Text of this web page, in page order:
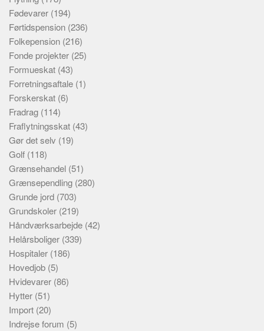
Fødevarer (194)
Førtidspension (236)
Folkepension (216)
Fonde projekter (25)
Formueskat (43)
Forretningsaftale (1)
Forskerskat (6)
Fradrag (114)
Fraflytningsskat (43)
Gør det selv (19)
Golf (118)
Grænsehandel (51)
Grænsependling (280)
Grunde jord (703)
Grundskoler (219)
Håndværksarbejde (42)
Helårsboliger (339)
Hospitaler (186)
Hovedjob (5)
Hvidevarer (86)
Hytter (51)
Import (20)
Indrejse forum (5)